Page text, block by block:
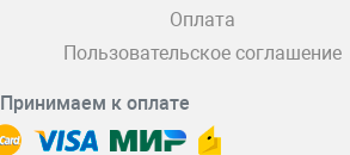
Оплата
Пользовательское соглашение
Принимаем к оплате